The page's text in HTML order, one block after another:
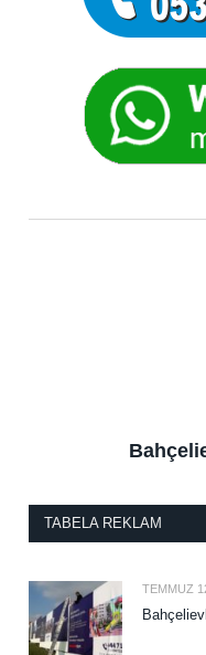
TABELA REKLAM
TEMMUZ